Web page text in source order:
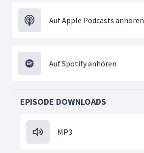
Auf Apple Podcasts anhören
Auf Spotify anhören
EPISODE DOWNLOADS
MP3